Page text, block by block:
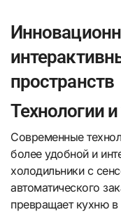
пространств
Технологии
Современные
более удобной и
холодильники с
автоматического
превращает кухню